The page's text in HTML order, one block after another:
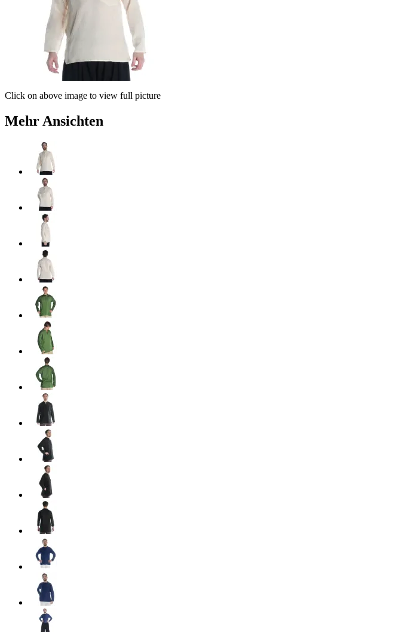
Hose Tristan
42,90 €
inkl. 19% MwSt., zzgl.
Versandkosten
Wadenwickel Balder Set mit Fibeln
24,90 €
inkl. 19% MwSt., zzgl.
Beinlinge Ambigal
29,90 €
inkl. 19% MwSt., zzgl.
Umhang Randolt
59,90 €
inkl. 19% MwSt., zzgl.
Click on above image to view full picture
Mehr Ansichten